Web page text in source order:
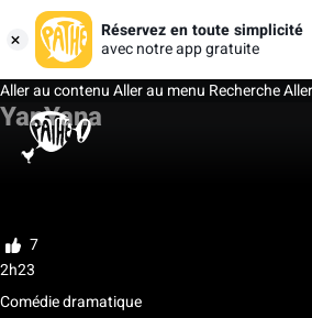
Réservez en toute simplicité
avec notre app gratuite
Aller au contenuAller au menu Recherche
YanYana
Ma liste
7
2h23
Comédie dramatique